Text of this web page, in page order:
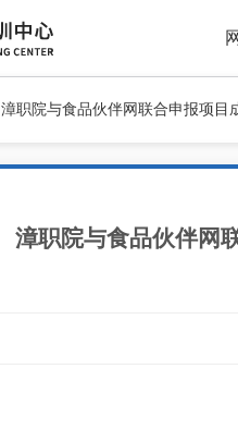
漳职院与食品伙伴网联合申报项目
漳职院与食品伙伴网